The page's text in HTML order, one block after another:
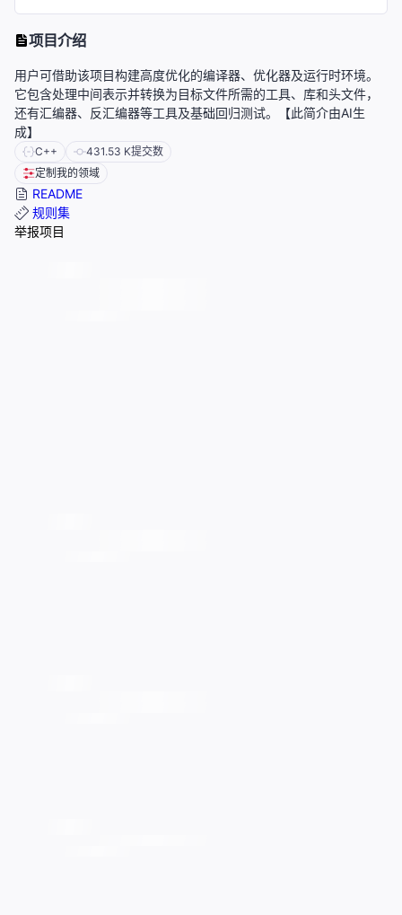
项目介绍
用户可借助该项目构建高度优化的编译器、优化器及运行时环境。
它包含处理中间表示并转换为目标文件所需的工具、库和头文件，
还有汇编器、反汇编器等工具及基础回归测试。【此简介由AI生
成】
C++ 431.53 K提交数
定制我的领域
README
规则集
举报项目